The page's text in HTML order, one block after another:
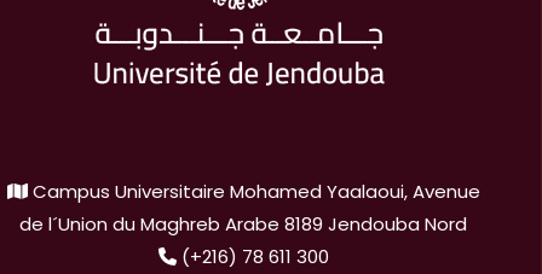
Campus Universitaire Mohamed Yaalaoui, Avenue
de l´Union du Maghreb Arabe 8189 Jendouba Nord
(+216) 78 611 300